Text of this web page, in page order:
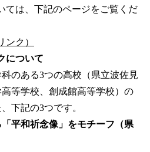
ては、下記のページをご覧くだ
ンク）
について
のある3つの高校（県立波佐見
等学校、創成館高等学校）の
下記の3つです。
平和祈念像」をモチーフ（県